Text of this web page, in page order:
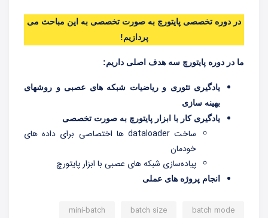
در دوره تخصصی پایتورچ به صورت تخصصی به این مباحث می
پردازیم!
ما در دوره پایتورچ سه هدف اصلی داریم:
یادگیری تئوری و ریاضیات شبکه های عصبی و روشهای
بهینه سازی
یادگیری کار با ابزار پایتورچ به صورت تخصصی
ساخت dataloader ها اختصاصی برای داده های
خودمان
پیاده‌سازی شبکه های عصبی با ابزار پایتورچ
انجام پروژه های عملی
batch mode
batch size
mini-batch